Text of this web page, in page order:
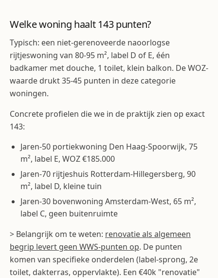
Welke woning haalt 143 punten?
Typisch: een niet-gerenoveerde naoorlogse
rijtjeswoning van 80-95 m², label D of E, één
badkamer met douche, 1 toilet, klein balkon. De WOZ-
waarde drukt 35-45 punten in deze categorie
woningen.
Concrete profielen die we in de praktijk zien op exact
143:
Jaren-50 portiekwoning Den Haag-Spoorwijk, 75
m², label E, WOZ €185.000
Jaren-70 rijtjeshuis Rotterdam-Hillegersberg, 90
m², label D, kleine tuin
Jaren-30 bovenwoning Amsterdam-West, 65 m²,
label C, geen buitenruimte
> Belangrijk om te weten: renovatie als algemeen
begrip levert geen WWS-punten op. De punten
komen van specifieke onderdelen (label-sprong, 2e
toilet, dakterras, oppervlakte). Een €40k "renovatie"